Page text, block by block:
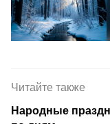
Читайте также
Народные